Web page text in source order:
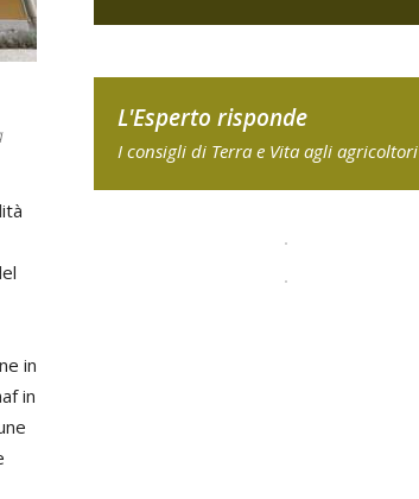
in
in
L'Esperto risponde
I consigli di Terra e Vita agli agricoltori